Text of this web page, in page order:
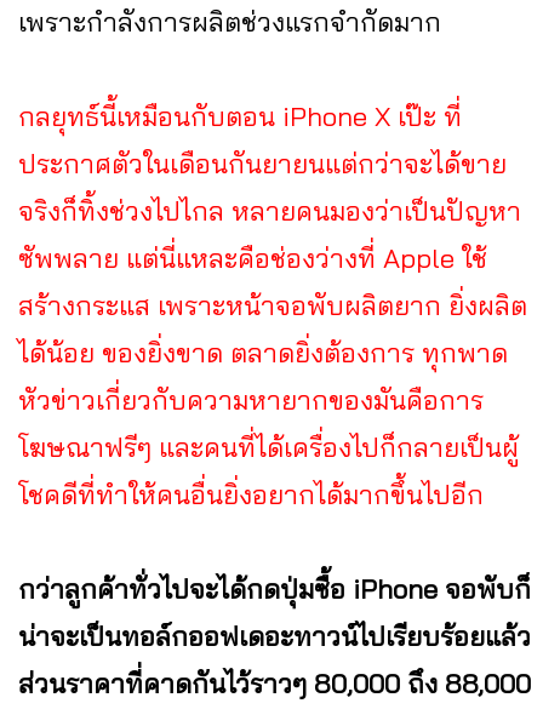
เพราะกำลังการผลิตช่วงแรกจำกัดมาก
กลยุทธ์นี้เหมือนกับตอน iPhone X เป๊ะ ที่
ประกาศตัวในเดือนกันยายนแต่กว่าจะได้ขาย
จริงก็ทิ้งช่วงไปไกล หลายคนมองว่าเป็นปัญหา
ซัพพลาย แต่นี่แหละคือช่องว่างที่ Apple ใช้
สร้างกระแส เพราะหน้าจอพับผลิตยาก ยิ่งผลิต
ได้น้อย ของยิ่งขาด ตลาดยิ่งต้องการ ทุกพาด
หัวข่าวเกี่ยวกับความหายากของมันคือการ
โฆษณาฟรีๆ และคนที่ได้เครื่องไปก็กลายเป็นผู้
โชคดีที่ทำให้คนอื่นยิ่งอยากได้มากขึ้นไปอีก
กว่าลูกค้าทั่วไปจะได้กดปุ่มซื้อ iPhone จอพับก็
น่าจะเป็นทอล์กออฟเดอะทาวน์ไปเรียบร้อยแล้ว
ส่วนราคาที่คาดกันไว้ราวๆ 80,000 ถึง 88,000